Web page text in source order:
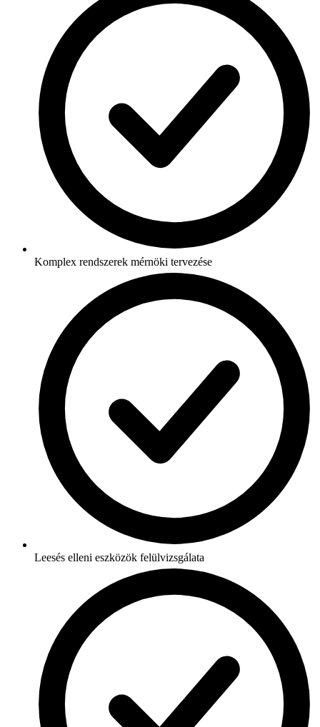
Komplex rendszerek mérnöki tervezése
Leesés elleni eszközök felülvizsgálata